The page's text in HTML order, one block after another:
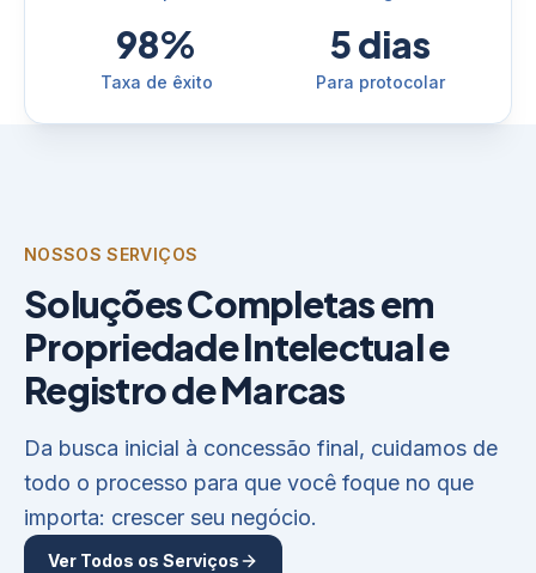
98%
Taxa de êxito
5 dias
Para protocolar
NOSSOS SERVIÇOS
Soluções Completas em
Propriedade Intelectual e
Registro de Marcas
Da busca inicial à concessão final, cuidamos de
todo o processo para que você foque no que
importa: crescer seu negócio.
Ver Todos os Serviços